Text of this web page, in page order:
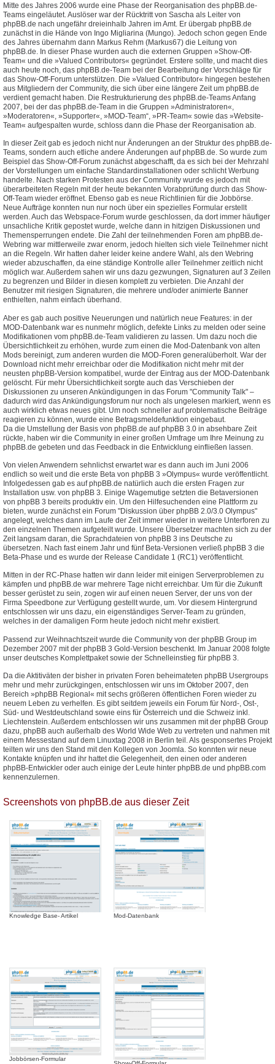
Mitte des Jahres 2006 wurde eine Phase der Reorganisation des phpBB.de-
Teams eingeläutet. Auslöser war der Rücktritt von Sascha als Leiter von
phpBB.de nach ungefähr dreieinhalb Jahren im Amt. Er übergab phpBB.de
zunächst in die Hände von Ingo Migliarina (Mungo). Jedoch schon gegen Ende
des Jahres übernahm dann Markus Rehm (Markus67) die Leitung von
phpBB.de. In dieser Phase wurden auch die externen Gruppen »Show-Off-
Team« und die »Valued Contributors« gegründet. Erstere sollte, und macht dies
auch heute noch, das phpBB.de-Team bei der Bearbeitung der Vorschläge für
das Show-Off-Forum unterstützen. Die »Valued Contributor« hingegen bestehen
aus Mitgliedern der Community, die sich über eine längere Zeit um phpBB.de
verdient gemacht haben. Die Restrukturierung des phpBB.de-Teams Anfang
2007, bei der das phpBB.de-Team in die Gruppen »Administratoren«,
»Moderatoren«, »Supporter«, »MOD-Team“, »PR-Team« sowie das »Website-
Team« aufgespalten wurde, schloss dann die Phase der Reorganisation ab.
In dieser Zeit gab es jedoch nicht nur Änderungen an der Struktur des phpBB.de-
Teams, sondern auch etliche andere Änderungen auf phpBB.de. So wurde zum
Beispiel das Show-Off-Forum zunächst abgeschafft, da es sich bei der Mehrzahl
der Vorstellungen um einfache Standardinstallationen oder schlicht Werbung
handelte. Nach starken Protesten aus der Community wurde es jedoch mit
überarbeiteten Regeln mit der heute bekannten Vorabprüfung durch das Show-
Off-Team wieder eröffnet. Ebenso gab es neue Richtlinien für die Jobbörse.
Neue Aufträge konnten nun nur noch über ein spezielles Formular erstellt
werden. Auch das Webspace-Forum wurde geschlossen, da dort immer häufiger
unsachliche Kritik gepostet wurde, welche dann in hitzigen Diskussionen und
Themensperrungen endete. Die Zahl der teilnehmenden Foren am phpBB.de-
Webring war mittlerweile zwar enorm, jedoch hielten sich viele Teilnehmer nicht
an die Regeln. Wir hatten daher leider keine andere Wahl, als den Webring
wieder abzuschaffen, da eine ständige Kontrolle aller Teilnehmer zeitlich nicht
möglich war. Außerdem sahen wir uns dazu gezwungen, Signaturen auf 3 Zeilen
zu begrenzen und Bilder in diesen komplett zu verbieten. Die Anzahl der
Benutzer mit riesigen Signaturen, die mehrere und/oder animierte Banner
enthielten, nahm einfach überhand.
Aber es gab auch positive Neuerungen und natürlich neue Features: in der
MOD-Datenbank war es nunmehr möglich, defekte Links zu melden oder seine
Modifikationen vom phpBB.de-Team validieren zu lassen. Um dazu noch die
Übersichtlichkeit zu erhöhen, wurde zum einen die Mod-Datenbank von alten
Mods bereinigt, zum anderen wurden die MOD-Foren generalüberholt. War der
Download nicht mehr erreichbar oder die Modifikation nicht mehr mit der
neusten phpBB-Version kompatibel, wurde der Eintrag aus der MOD-Datenbank
gelöscht. Für mehr Übersichtlichkeit sorgte auch das Verschieben der
Diskussionen zu unseren Ankündigungen in das Forum "Community Talk" –
dadurch wird das Ankündigungsforum nur noch als ungelesen markiert, wenn es
auch wirklich etwas neues gibt. Um noch schneller auf problematische Beiträge
reagieren zu können, wurde eine Betragsmeldefunktion eingebaut.
Da die Umstellung der Basis von phpBB.de auf phpBB 3.0 in absehbare Zeit
rückte, haben wir die Community in einer großen Umfrage um Ihre Meinung zu
phpBB.de gebeten und das Feedback in die Entwicklung einfließen lassen.
Von vielen Anwendern sehnlichst erwartet war es dann auch im Juni 2006
endlich so weit und die erste Beta von phpBB 3 »Olympus« wurde veröffentlicht.
Infolgedessen gab es auf phpBB.de natürlich auch die ersten Fragen zur
Installation usw. von phpBB 3. Einige Wagemutige setzten die Betaversionen
von phpBB 3 bereits produktiv ein. Um den Hilfesuchenden eine Plattform zu
bieten, wurde zunächst ein Forum "Diskussion über phpBB 2.0/3.0 Olympus"
angelegt, welches dann im Laufe der Zeit immer wieder in weitere Unterforen zu
den einzelnen Themen aufgeteilt wurde. Unsere Übersetzer machten sich zu der
Zeit langsam daran, die Sprachdateien von phpBB 3 ins Deutsche zu
übersetzen. Nach fast einem Jahr und fünf Beta-Versionen verließ phpBB 3 die
Beta-Phase und es wurde der Release Candidate 1 (RC1) veröffentlicht.
Mitten in der RC-Phase hatten wir dann leider mit einigen Serverproblemen zu
kämpfen und phpBB.de war mehrere Tage nicht erreichbar. Um für die Zukunft
besser gerüstet zu sein, zogen wir auf einen neuen Server, der uns von der
Firma Speedbone zur Verfügung gestellt wurde, um. Vor diesem Hintergrund
entschlossen wir uns dazu, ein eigenständiges Server-Team zu gründen,
welches in der damaligen Form heute jedoch nicht mehr existiert.
Passend zur Weihnachtszeit wurde die Community von der phpBB Group im
Dezember 2007 mit der phpBB 3 Gold-Version beschenkt. Im Januar 2008 folgte
unser deutsches Komplettpaket sowie der Schnelleinstieg für phpBB 3.
Da die Aktitiväten der bisher in privaten Foren beheimateten phpBB Usergroups
mehr und mehr zurückgingen, entschlossen wir uns im Oktober 2007, den
Bereich »phpBB Regional« mit sechs größeren öffentlichen Foren wieder zu
neuem Leben zu verhelfen. Es gibt seitdem jeweils ein Forum für Nord-, Ost-,
Süd- und Westdeutschland sowie eins für Österreich und die Schweiz inkl.
Liechtenstein. Außerdem entschlossen wir uns zusammen mit der phpBB Group
dazu, phpBB auch außerhalb des World Wide Web zu vertreten und nahmen mit
einem Messestand auf dem Linuxtag 2008 in Berlin teil. Als gesponsertes Projekt
teilten wir uns den Stand mit den Kollegen von Joomla. So konnten wir neue
Kontakte knüpfen und ihr hattet die Gelegenheit, den einen oder anderen
phpBB-Entwickler oder auch einige der Leute hinter phpBB.de und phpBB.com
kennenzulernen.
Screenshots von phpBB.de aus dieser Zeit
Knowledge Base- Artikel Mod-Datenbank
Jobbörsen-Formular